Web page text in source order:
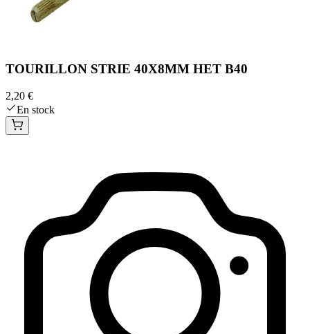
TOURILLON STRIE 40X8MM HET B40
2,20 €
En stock